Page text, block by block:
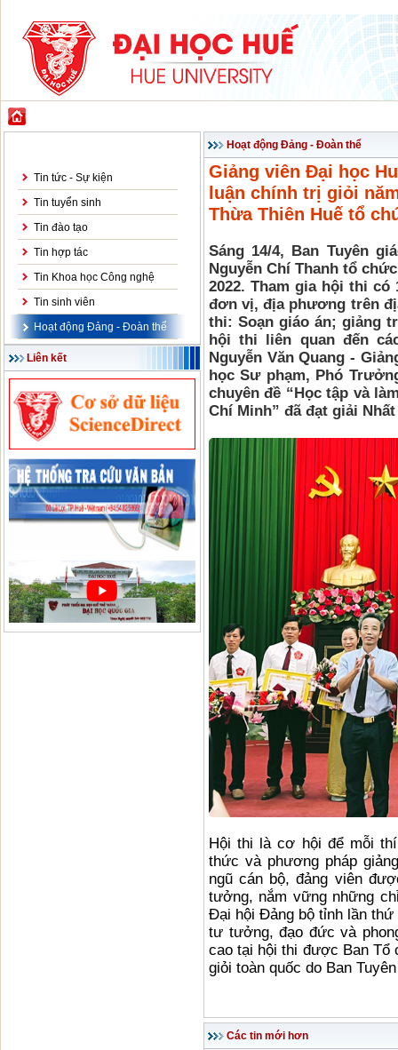
Tin tức - Sự kiện
Tin tuyển sinh
Tin đào tạo
Tin hợp tác
Tin Khoa học Công nghệ
Tin sinh viên
Hoạt động Đảng - Đoàn thể
Liên kết
Hoạt động Đảng - Đoàn thể
Giảng viên Đại học
luận chính trị giỏi
Thừa Thiên Huế tổ
Sáng 14/4, Ban Tuyên
Nguyễn Chí Thanh tổ
2022. Tham gia hội thi
đơn vị, địa phương trên
thi: Soạn giáo án; giảng
hội thi liên quan đến
Nguyễn Văn Quang -
học Sư phạm, Phó
chuyên đề “Học tập và
Chí Minh” đã đạt giải
Hội thi là cơ hội để mỗi
thức và phương pháp
ngũ cán bộ, đảng viên
tưởng, nắm vững những
Đại hội Đảng bộ tỉnh lần thứ
tư tưởng, đạo đức và
cao tại hội thi được Ban Tổ
giỏi toàn quốc do Ban
Các tin mới hơn